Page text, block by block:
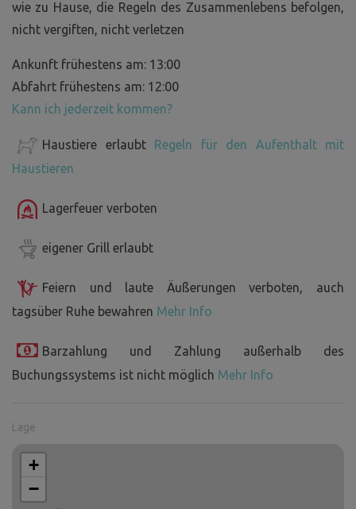
wie zu Hause, die Regeln des Zusammenlebens befolgen,
nicht vergiften, nicht verletzen
Ankunft frühestens am: 13:00
Abfahrt frühestens am: 12:00
Kann ich jederzeit kommen?
Haustiere erlaubt Regeln für den Aufenthalt mit
Haustieren
Lagerfeuer verboten
eigener Grill erlaubt
Feiern und laute Äußerungen verboten, auch
tagsüber Ruhe bewahren Mehr Info
Barzahlung und Zahlung außerhalb des
Buchungssystems ist nicht möglich Mehr Info
Lage
+
−